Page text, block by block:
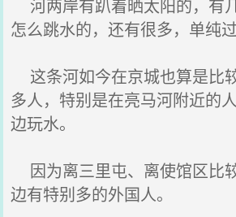
河两岸有趴着晒太阳的，有
怎么跳水的，还有很多，单纯
这条河如今在京城也算是比
多人，特别是在亮马河附近的
边玩水。
因为离三里屯、离使馆区比
边有特别多的外国人。